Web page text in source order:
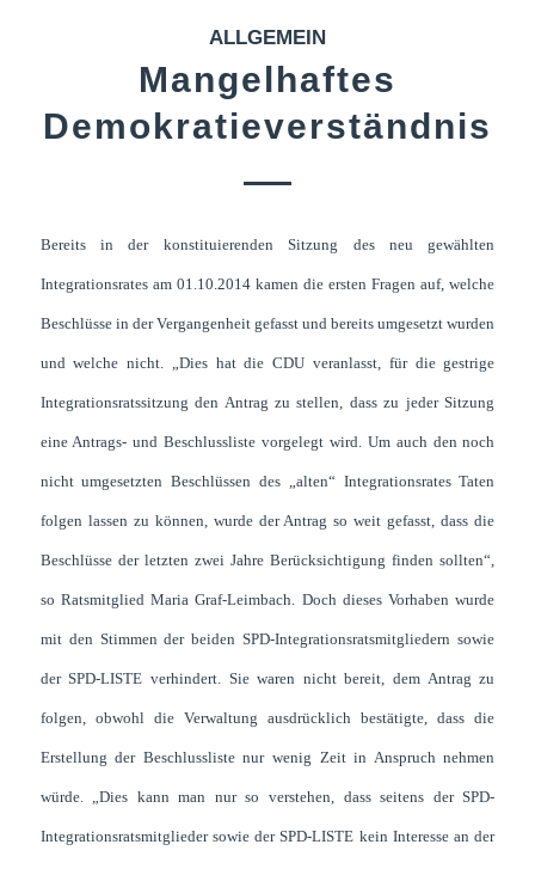
ALLGEMEIN
Mangelhaftes
Demokratieverständnis
Bereits in der konstituierenden Sitzung des neu gewählten
Integrationsrates am 01.10.2014 kamen die ersten Fragen auf, welche
Beschlüsse in der Vergangenheit gefasst und bereits umgesetzt wurden
und welche nicht. „Dies hat die CDU veranlasst, für die gestrige
Integrationsratssitzung den Antrag zu stellen, dass zu jeder Sitzung
eine Antrags- und Beschlussliste vorgelegt wird. Um auch den noch
nicht umgesetzten Beschlüssen des „alten“ Integrationsrates Taten
folgen lassen zu können, wurde der Antrag so weit gefasst, dass die
Beschlüsse der letzten zwei Jahre Berücksichtigung finden sollten“,
so Ratsmitglied Maria Graf-Leimbach. Doch dieses Vorhaben wurde
mit den Stimmen der beiden SPD-Integrationsratsmitgliedern sowie
der SPD-LISTE verhindert. Sie waren nicht bereit, dem Antrag zu
folgen, obwohl die Verwaltung ausdrücklich bestätigte, dass die
Erstellung der Beschlussliste nur wenig Zeit in Anspruch nehmen
würde. „Dies kann man nur so verstehen, dass seitens der SPD-
Integrationsratsmitglieder sowie der SPD-LISTE kein Interesse an der